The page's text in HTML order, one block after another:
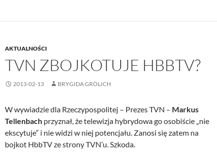
AKTUALNOŚCI
TVN ZBOJKOTUJE HBBTV?
2013-02-13 BRYGIDA GRÖLICH
W wywiadzie dla Rzeczypospolitej – Prezes TVN – Markus
Tellenbach przyznał, że telewizja hybrydowa go osobiście „nie
ekscytuje” i nie widzi w niej potencjału. Zanosi się zatem na
bojkot HbbTV ze strony TVN’u. Szkoda.